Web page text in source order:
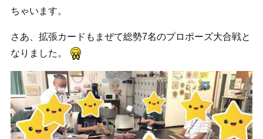
ちゃいます。
さあ、拡張カードもまぜて総勢7名のプロポーズ大合戦と
なりました。